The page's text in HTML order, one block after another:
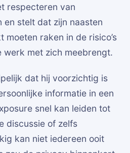
respecteren van
en stelt dat zijn naasten
moeten raken in de risico’s
werk met zich meebrengt.
dat hij voorzichtig is
informatie in een
snel kan leiden tot
discussie of zelfs
kan niet iedereen ooit